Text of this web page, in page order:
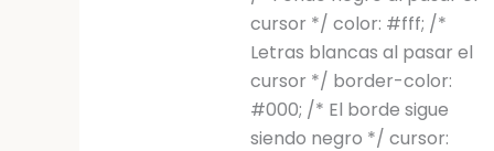
cursor */ color: #fff; /*
Letras blancas al pasar el
cursor */ border-color:
#000; /* El borde sigue
siendo negro */ cursor: